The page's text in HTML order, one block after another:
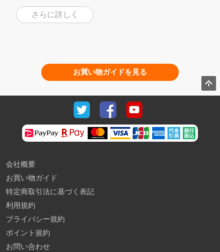
さらに詳しく
お買い物ガイドを見る
会社概要
お買い物ガイド
特定商取引法に基づく表記
利用規約
プライバシー規約
ポイント規約
お問い合わせ